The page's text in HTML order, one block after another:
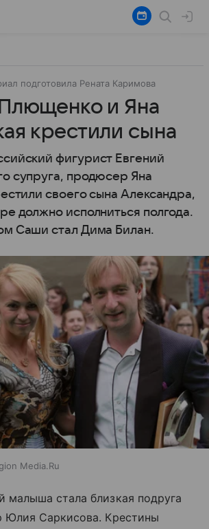
подготовила Рената Каримова
и Яна
крестили сына
фигурист Евгений
супруга, продюсер Яна
своего сына Александра,
должно исполниться полгода.
Саши стал Дима Билан.
Media.Ru
малыша стала близкая подруга
Юлия Саркисова. Крестины